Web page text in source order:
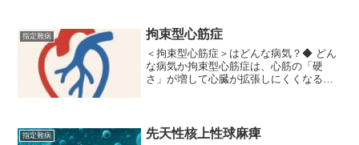
が漏れる）**を...
指定難病 拘束型心筋症
＜拘束型心筋症＞はどんな病気？◆ どん
な病気か拘束型心筋症は、心筋の「硬
さ」が増して心臓が拡張しにくくなる病
血液を送り出す力）は比較...
指定難病 先天性核上性球麻痺